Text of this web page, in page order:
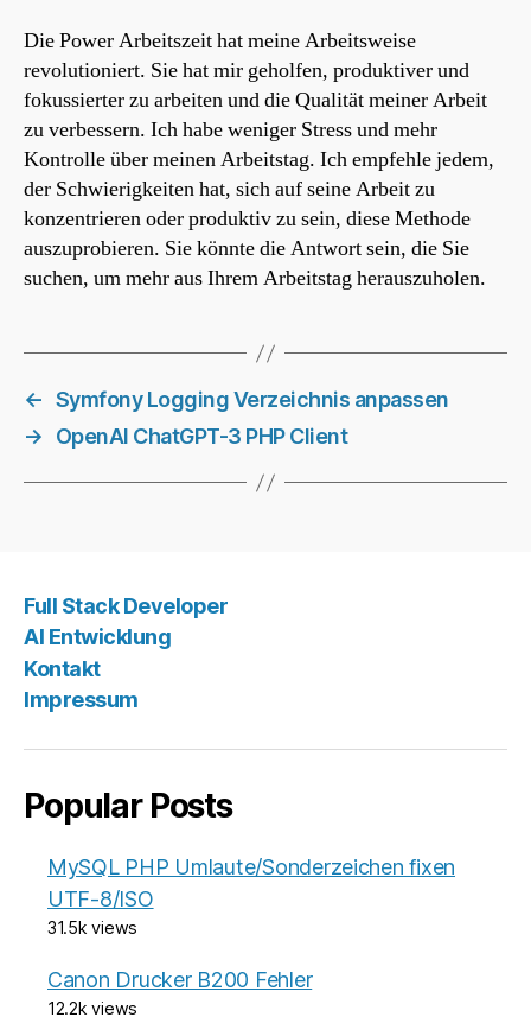
Die Power Arbeitszeit hat meine Arbeitsweise
revolutioniert. Sie hat mir geholfen, produktiver und
fokussierter zu arbeiten und die Qualität meiner Arbeit
zu verbessern. Ich habe weniger Stress und mehr
Kontrolle über meinen Arbeitstag. Ich empfehle jedem,
der Schwierigkeiten hat, sich auf seine Arbeit zu
konzentrieren oder produktiv zu sein, diese Methode
auszuprobieren. Sie könnte die Antwort sein, die Sie
suchen, um mehr aus Ihrem Arbeitstag herauszuholen.
← Symfony Logging Verzeichnis anpassen
→
OpenAI ChatGPT-3 PHP Client
Full Stack Developer
AI Entwicklung
Kontakt
Impressum
Popular Posts
MySQL PHP Umlaute/Sonderzeichen fixen
UTF-8/ISO
31.5k views
Canon Drucker B200 Fehler
12.2k views